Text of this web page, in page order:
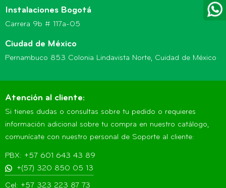
Instalaciones Bogotá
Carrera 9b # 117a-05
Ciudad de México
Pernambuco 853 Colonia Lindavista Norte, Cuidad de México
Atención al cliente:
Si tienes dudas o consultas sobre tu pedido o requieres
información adicional sobre tu compra en nuestro catálogo,
comunícate con nuestro personal de Soporte al cliente:
PBX: +57 601 643 43 89
+(57) 320 850 05 13
Cel: +57 323 223 87 73